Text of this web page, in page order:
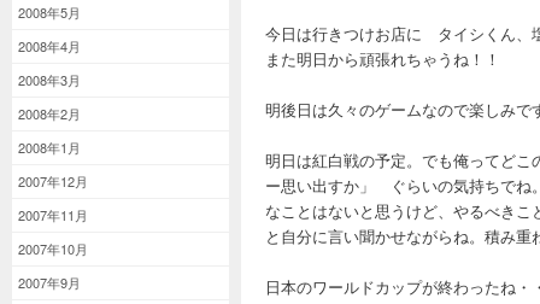
2008年5月
2008年4月
2008年3月
2008年2月
2008年1月
2007年12月
2007年11月
2007年10月
2007年9月
今日は行きつけお店に タイシくん、
また明日から頑張れちゃうね！！
明後日は久々のゲームなので楽しみで
明日は紅白戦の予定。でも俺ってど
ー思い出すか」 ぐらいの気持ちでね
なことはないと思うけど、やるべき
と自分に言い聞かせながらね。積み重
日本のワールドカップが終わったね・